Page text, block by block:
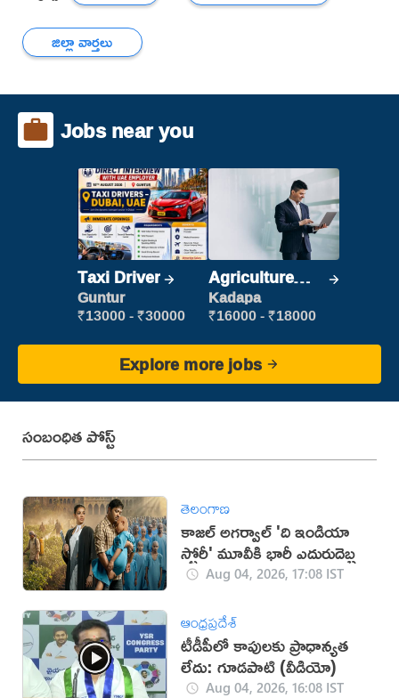
జిల్లా వార్తలు
Jobs near you
Taxi Driver
Guntur
₹13000 - ₹30000
Agriculture
Labour
Kadapa
₹16000 - ₹18000
Explore more jobs
సంబంధిత పోస్ట్
తెలంగాణ
కాజల్ అగర్వాల్ 'ది ఇండియా
స్టోరీ' మూవీకి భారీ ఎదురుదెబ్బ
Aug 04, 2026, 17:08 IST
ఆంధ్రప్రదేశ్
టీడీపీలో కాపులకు ప్రాధాన్యత
లేదు: గూడపాటి (వీడియో)
Aug 04, 2026, 16:08 IST